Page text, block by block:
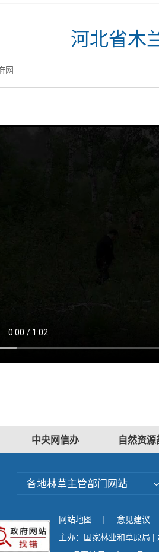
河北省木
网
中央网信办 自然资源
各地林草主管部门网站
网站地图 | 意见建议
主办：国家林业和草原局